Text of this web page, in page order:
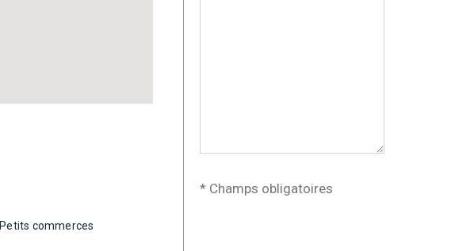
Petits commerces
* Champs obligatoires